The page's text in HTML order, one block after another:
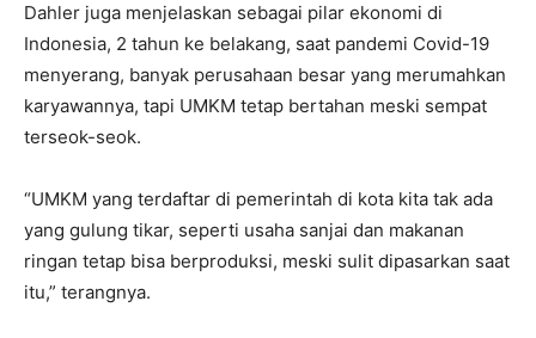
Dahler juga menjelaskan sebagai pilar ekonomi di
Indonesia, 2 tahun ke belakang, saat pandemi Covid-19
menyerang, banyak perusahaan besar yang merumahkan
karyawannya, tapi UMKM tetap bertahan meski sempat
terseok-seok.
“UMKM yang terdaftar di pemerintah di kota kita tak ada
yang gulung tikar, seperti usaha sanjai dan makanan
ringan tetap bisa berproduksi, meski sulit dipasarkan saat
itu,” terangnya.